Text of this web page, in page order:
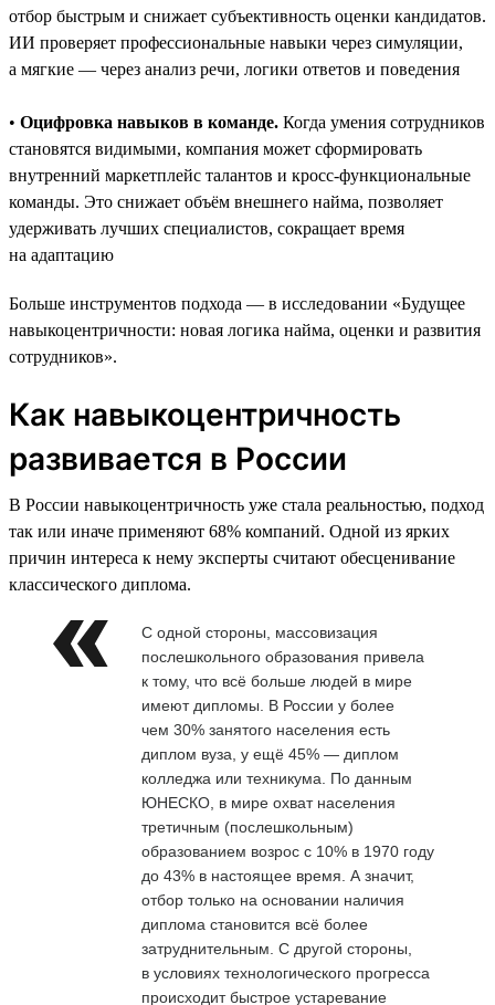
отбор быстрым и снижает субъективность оценки кандидатов.
ИИ проверяет профессиональные навыки через симуляции,
а мягкие — через анализ речи, логики ответов и поведения
• Оцифровка навыков в команде. Когда умения сотрудников
становятся видимыми, компания может сформировать
внутренний маркетплейс талантов и кросс-функциональные
команды. Это снижает объём внешнего найма, позволяет
удерживать лучших специалистов, сокращает время
на адаптацию
Больше инструментов подхода — в исследовании «Будущее
навыкоцентричности: новая логика найма, оценки и развития
сотрудников».
Как навыкоцентричность
развивается в России
В России навыкоцентричность уже стала реальностью, подход
так или иначе применяют 68% компаний. Одной из ярких
причин интереса к нему эксперты считают обесценивание
классического диплома.
С одной стороны, массовизация
послешкольного образования привела
к тому, что всё больше людей в мире
имеют дипломы. В России у более
чем 30% занятого населения есть
диплом вуза, у ещё 45% — диплом
колледжа или техникума. По данным
ЮНЕСКО, в мире охват населения
третичным (послешкольным)
образованием возрос с 10% в 1970 году
до 43% в настоящее время. А значит,
отбор только на основании наличия
диплома становится всё более
затруднительным. С другой стороны,
в условиях технологического прогресса
происходит быстрое устаревание